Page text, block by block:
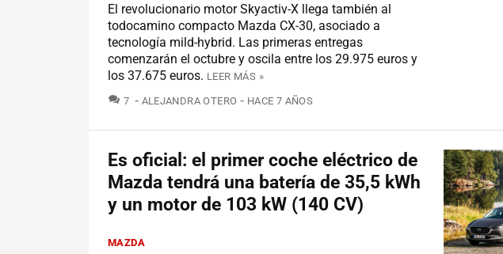
El revolucionario motor Skyactiv-X llega también al
todocamino compacto Mazda CX-30, asociado a
tecnología mild-hybrid. Las primeras entregas
comenzarán el octubre y oscila entre los 29.975 euros y
los 37.675 euros. LEER MÁS »
7 COMENTARIOS
ALEJANDRA OTERO HACE 7 AÑOS
Es oficial: el primer coche eléctrico de
Mazda tendrá una batería de 35,5 kWh
y un motor de 103 kW (140 CV)
MAZDA